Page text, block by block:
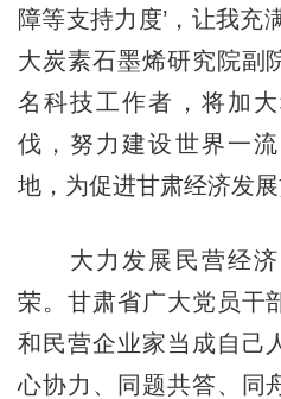
障等支持力度’，让我充
大炭素石墨烯研究院副
名科技工作者，将加
伐，努力建设世界一
地，为促进甘肃经济发展
大力发展民营经济
荣。甘肃省广大党员干
和民营企业家当成自己
心协力、同题共答、同